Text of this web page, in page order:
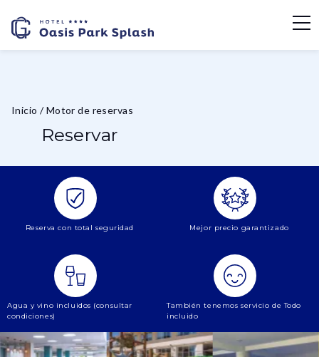
Inicio /Motor de reservas
Reservar
Reserva con total seguridad Mejor precio garantizado
Agua y vino incluidos (consultar
condiciones)
También tenemos servicio de Todo
incluido